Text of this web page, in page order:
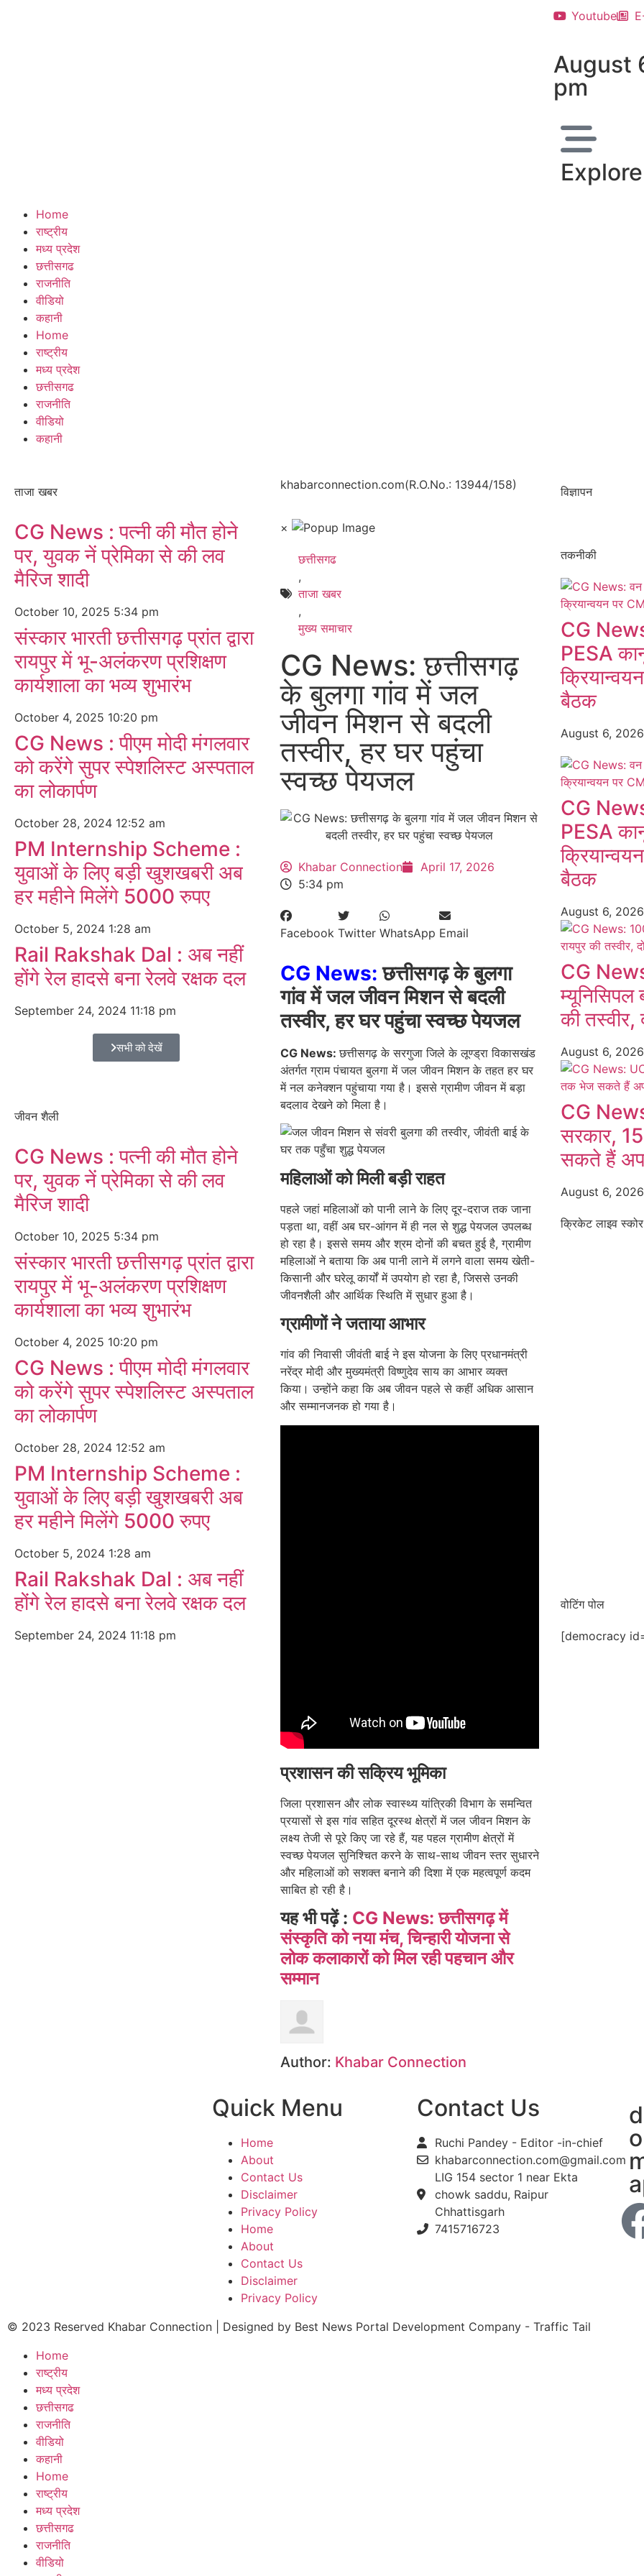
Youtube
August
pm
Explore
Home
राष्ट्रीय
मध्य प्रदेश
छत्तीसगढ
राजनीति
वीडियो
कहानी
Home
राष्ट्रीय
मध्य प्रदेश
छत्तीसगढ
राजनीति
वीडियो
कहानी
ताजा खबर
CG News : पत्नी की मौत होने
पर, युवक नें प्रेमिका से की लव
मैरिज शादी
October 10, 2025 5:34 pm
संस्कार भारती छत्तीसगढ़ प्रांत द्वारा
रायपुर में भू-अलंकरण प्रशिक्षण
कार्यशाला का भव्य शुभारंभ
October 4, 2025 10:20 pm
CG News : पीएम मोदी मंगलवार
को करेंगे सुपर स्पेशलिस्ट अस्पताल
का लोकार्पण
October 28, 2024 12:52 am
PM Internship Scheme :
युवाओं के लिए बड़ी खुशखबरी अब
हर महीने मिलेंगे 5000 रुपए
October 5, 2024 1:28 am
Rail Rakshak Dal : अब नहीं
होंगे रेल हादसे बना रेलवे रक्षक दल
September 24, 2024 11:18 pm
सभी को देखें
जीवन शैली
CG News : पत्नी की मौत होने
पर, युवक नें प्रेमिका से की लव
मैरिज शादी
October 10, 2025 5:34 pm
संस्कार भारती छत्तीसगढ़ प्रांत द्वारा
रायपुर में भू-अलंकरण प्रशिक्षण
कार्यशाला का भव्य शुभारंभ
October 4, 2025 10:20 pm
CG News : पीएम मोदी मंगलवार
को करेंगे सुपर स्पेशलिस्ट अस्पताल
का लोकार्पण
October 28, 2024 12:52 am
PM Internship Scheme :
युवाओं के लिए बड़ी खुशखबरी अब
हर महीने मिलेंगे 5000 रुपए
October 5, 2024 1:28 am
Rail Rakshak Dal : अब नहीं
होंगे रेल हादसे बना रेलवे रक्षक दल
September 24, 2024 11:18 pm
khabarconnection.com(R.O.No.: 13944/158)
×
छत्तीसगढ
,
ताजा खबर
,
मुख्य समाचार​
CG News: छत्तीसगढ़
के बुलगा गांव में जल
जीवन मिशन से बदली
तस्वीर, हर घर पहुंचा
स्वच्छ पेयजल
Khabar Connection
April 17, 2026
5:34 pm
Facebook Twitter WhatsApp Email
CG News: छत्तीसगढ़ के बुलगा
गांव में जल जीवन मिशन से बदली
तस्वीर, हर घर पहुंचा स्वच्छ पेयजल
CG News:छत्तीसगढ़ के सरगुजा जिले के लूण्ड्रा विकासखंड
अंतर्गत ग्राम पंचायत बुलगा में जल जीवन मिशन के तहत हर घर
में नल कनेक्शन पहुंचाया गया है। इससे ग्रामीण जीवन में बड़ा
बदलाव देखने को मिला है।
महिलाओं को मिली बड़ी राहत
पहले जहां महिलाओं को पानी लाने के लिए दूर-दराज तक जाना
पड़ता था, वहीं अब घर-आंगन में ही नल से शुद्ध पेयजल उपलब्ध
हो रहा है। इससे समय और श्रम दोनों की बचत हुई है, ग्रामीण
महिलाओं ने बताया कि अब पानी लाने में लगने वाला समय खेती-
किसानी और घरेलू कार्यों में उपयोग हो रहा है, जिससे उनकी
जीवनशैली और आर्थिक स्थिति में सुधार हुआ है।
ग्रामीणों ने जताया आभार
गांव की निवासी जीवंती बाई ने इस योजना के लिए प्रधानमंत्री
नरेंद्र मोदी और मुख्यमंत्री विष्णुदेव साय का आभार व्यक्त
किया। उन्होंने कहा कि अब जीवन पहले से कहीं अधिक आसान
और सम्मानजनक हो गया है।
प्रशासन की सक्रिय भूमिका
जिला प्रशासन और लोक स्वास्थ्य यांत्रिकी विभाग के समन्वित
प्रयासों से इस गांव सहित दूरस्थ क्षेत्रों में जल जीवन मिशन के
लक्ष्य तेजी से पूरे किए जा रहे हैं, यह पहल ग्रामीण क्षेत्रों में
स्वच्छ पेयजल सुनिश्चित करने के साथ-साथ जीवन स्तर सुधारने
और महिलाओं को सशक्त बनाने की दिशा में एक महत्वपूर्ण कदम
साबित हो रही है।
यह भी पढ़ें : CG News: छत्तीसगढ़ में
संस्कृति को नया मंच, चिन्हारी योजना से
लोक कलाकारों को मिल रही पहचान और
सम्मान
Author: Khabar Connection
विज्ञापन
तकनीकी
CG
PESA
बैठक
August 6,
CG
PESA
बैठक
August 6,
CG
म्यूनिसिपल
की तस्वीर,
August 6,
CG
सरकार,
सकते हैं
August 6,
क्रिकेट लाइव स्कोर
वोटिंग पोल
[democracy
Quick Menu
Home
About
Contact Us
Disclaimer
Privacy Policy
Home
About
Contact Us
Disclaimer
Privacy Policy
Contact Us
Ruchi Pandey - Editor -in-chief
khabarconnection.com@gmail.com
LIG 154 sector 1 near Ekta
chowk saddu, Raipur
Chhattisgarh
7415716723
© 2023 Reserved Khabar Connection | Designed by Best News Portal Development Company - Traffic Tail
Home
राष्ट्रीय
मध्य प्रदेश
छत्तीसगढ
राजनीति
वीडियो
कहानी
Home
राष्ट्रीय
मध्य प्रदेश
छत्तीसगढ
राजनीति
वीडियो